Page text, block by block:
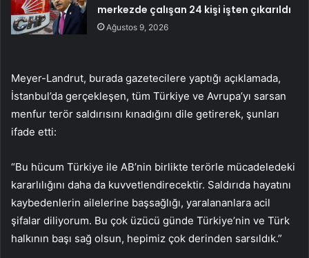
merkezde çalışan 24 kişi işten çıkarıldı
Ağustos 9, 2026
Meyer-Landrut, burada gazetecilere yaptığı açıklamada,
İstanbul’da gerçekleşen, tüm Türkiye ve Avrupa’yı sarsan
menfur terör saldırısını kınadığını dile getirerek, şunları
ifade etti:
“Bu hücum Türkiye ile AB’nin birlikte terörle mücadeledeki
kararlılığını daha da kuvvetlendirecektir. Saldırıda hayatını
kaybedenlerin ailelerine başsağlığı, yaralananlara acil
şifalar diliyorum. Bu çok üzücü günde Türkiye’nin ve Türk
halkının başı sağ olsun, hepimiz çok derinden sarsıldık.”